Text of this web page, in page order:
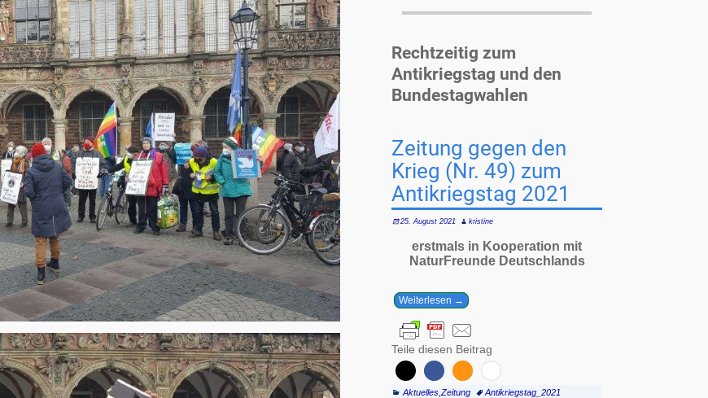
Rechtzeitig zum
Antikriegstag und den
Bundestagwahlen
Zeitung gegen den
Krieg (Nr. 49) zum
Antikriegstag 2021
25. August 2021 kristine
erstmals in Kooperation mit
NaturFreunde Deutschlands
Weiterlesen →
Teile diesen Beitrag
Aktuelles, Zeitung Antikriegstag_2021